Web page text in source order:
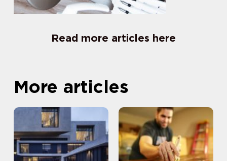
Read more articles here
More articles